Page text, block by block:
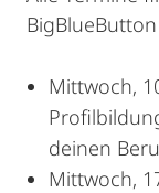
Mittwoch,
deinen
Mittwoch,